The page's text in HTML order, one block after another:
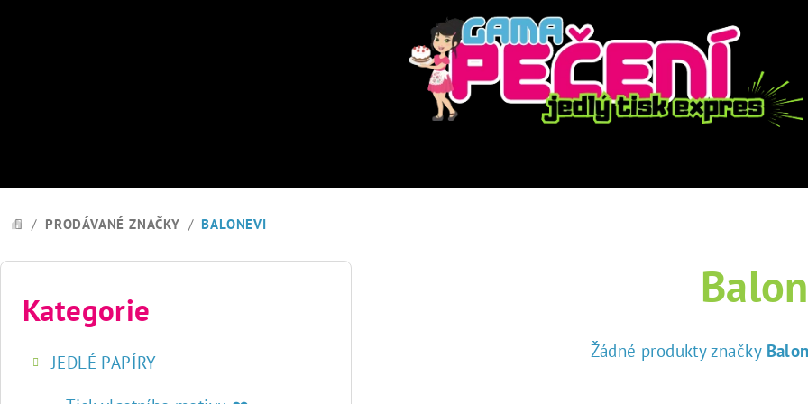
DOMŮ
/ PRODÁVANÉ ZNAČKY / BALONEVI
P
Přeskočit
kategorie
Kategorie
JEDLÉ PAPÍRY
Žádné produkty značky